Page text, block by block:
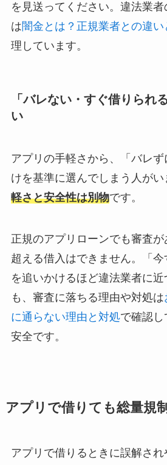
を見送ってください。違法業
は闇金とは？正規業者との違
理しています。
「バレない・すぐ借りられ
い
アプリの手軽さから、「バレ
けを基準に選んでしまう人がい
軽さと安全性は別物です。
正規のアプリローンでも審査
超える借入はできません。「今
を追いかけるほど違法業者に
も、審査に落ちる理由や対処は
に通らない理由と対処で確認し
安全です。
アプリで借りても総量規
アプリで借りるときに誤解され